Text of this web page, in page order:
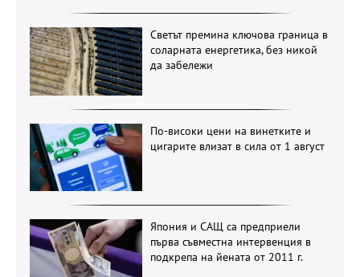
Светът премина ключова граница в
соларната енергетика, без никой
да забележи
По-високи цени на винетките и
цигарите влизат в сила от 1 август
Япония и САЩ са предприели
първа съвместна интервенция в
подкрепа на йената от 2011 г.